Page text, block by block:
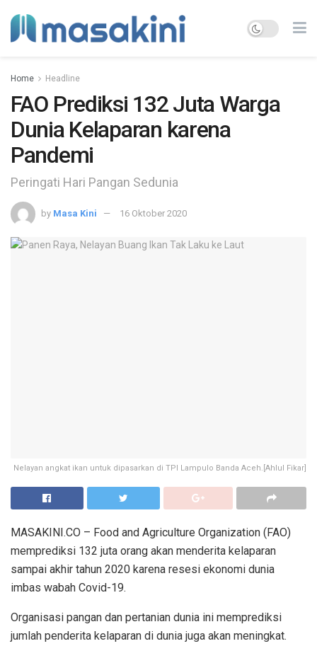
Home Headline
FAO Prediksi 132 Juta Warga
Dunia Kelaparan karena
Pandemi
Peringati Hari Pangan Sedunia
by Masa Kini 16 Oktober 2020
Nelayan angkat ikan untuk dipasarkan di TPI Lampulo Banda Aceh.[Ahlul Fikar]
MASAKINI.CO – Food and Agriculture Organization (FAO)
memprediksi 132 juta orang akan menderita kelaparan
sampai akhir tahun 2020 karena resesi ekonomi dunia
imbas wabah Covid-19.
Organisasi pangan dan pertanian dunia ini memprediksi
jumlah penderita kelaparan di dunia juga akan meningkat.